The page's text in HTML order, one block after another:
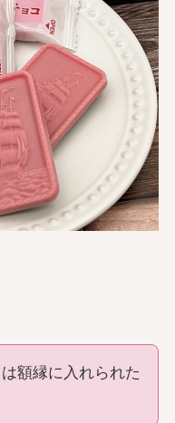
は額縁に入れられた